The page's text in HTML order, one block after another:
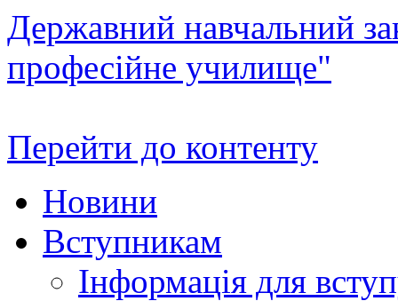
Державний навчальний
професійне училище"
Перейти до контенту
Новини
Вступникам
Інформація для